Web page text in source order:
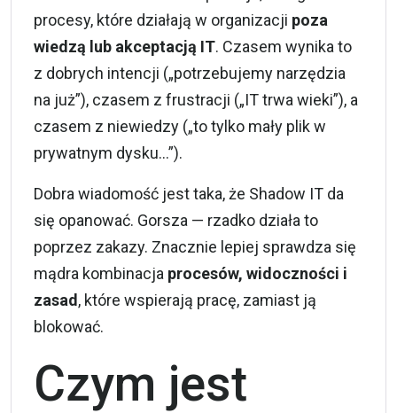
procesy, które działają w organizacji poza
wiedzą lub akceptacją IT. Czasem wynika to
z dobrych intencji („potrzebujemy narzędzia
na już”), czasem z frustracji („IT trwa wieki”), a
czasem z niewiedzy („to tylko mały plik w
prywatnym dysku…”).
Dobra wiadomość jest taka, że Shadow IT da
się opanować. Gorsza — rzadko działa to
poprzez zakazy. Znacznie lepiej sprawdza się
mądra kombinacja procesów, widoczności i
zasad , które wspierają pracę, zamiast ją
blokować.
Czym jest